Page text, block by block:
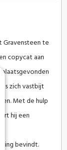
te
copycat aan
zich vastbijt
Met de hulp
hij een
bevindt.